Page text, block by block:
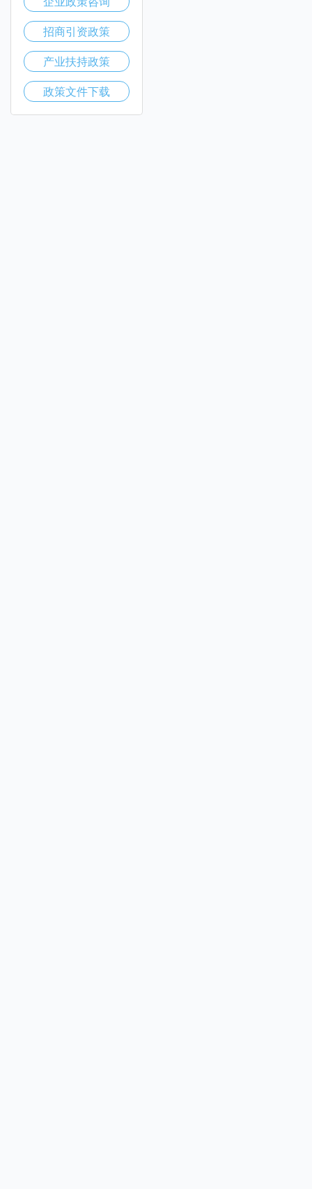
招商引资政策
产业扶持政策
政策文件下载